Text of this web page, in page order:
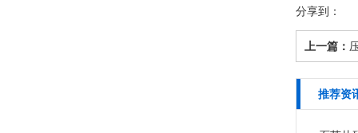
分享到：
上一篇：
推荐资